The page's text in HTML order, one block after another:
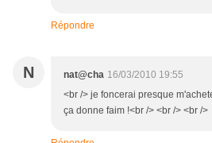
Répondre
N nat@cha 16/03/2010 19:55
<br /> je foncerai presque
ça donne faim !<br /> <br /> <br />